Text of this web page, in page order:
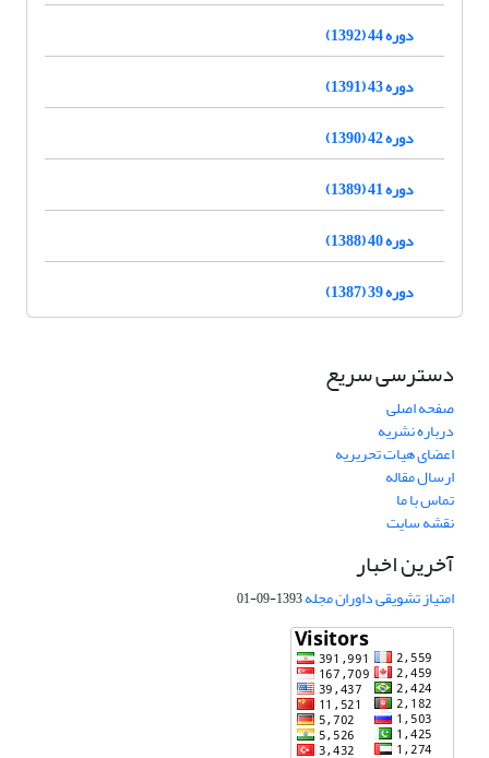
دوره 44 (1392)
دوره 43 (1391)
دوره 42 (1390)
دوره 41 (1389)
دوره 40 (1388)
دوره 39 (1387)
دسترسی سریع
صفحه اصلی
درباره نشریه
اعضای هیات تحریریه
ارسال مقاله
تماس با ما
نقشه سایت
آخرین اخبار
امتیاز تشویقی داوران مجله1393-09-01